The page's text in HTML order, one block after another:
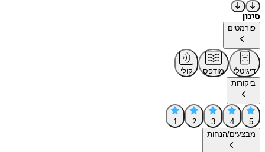
סינון
פורמטים
דיגיטלי מודפס
קולי
ביקורות
5
4
3
2
1
מבצעים/הנחות